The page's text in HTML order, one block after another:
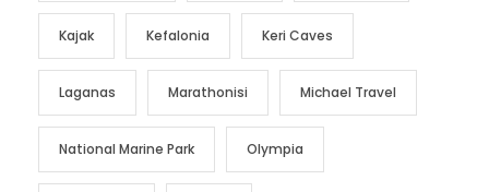
Kajak Kefalonia Keri Caves
Laganas Marathonisi Michael Travel
National Marine Park Olympia